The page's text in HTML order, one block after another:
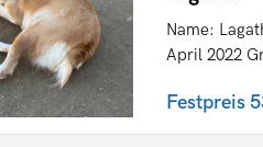
Name:
April 2022
Festpreis